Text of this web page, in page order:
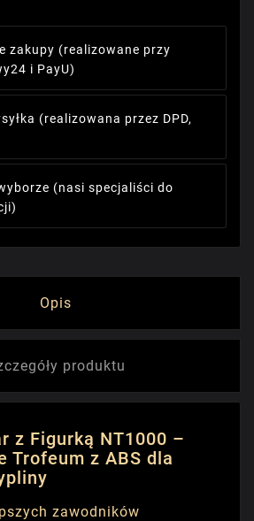
zakupy (realizowane przy
i PayU)
(realizowana przez DPD,
(nasi specjaliści do
Opis
produktu
z Figurką NT1000 –
Trofeum z ABS dla
zawodników